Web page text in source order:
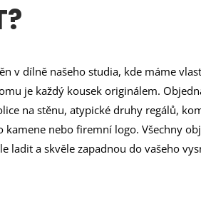
v dílně našeho studia, kde máme
je každý kousek originálem.
na stěnu, atypické druhy regálů,
kamene nebo firemní logo. Všechny
ladit a skvěle zapadnou do vašeho